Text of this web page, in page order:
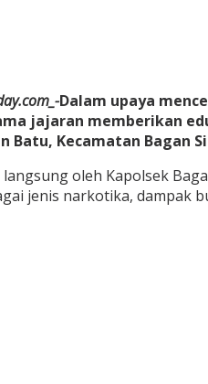
Dalam upaya
jajaran memberikan
Batu, Kecamatan Bagan
oleh Kapolsek
jenis narkotika, dampak